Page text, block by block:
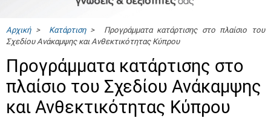
Αρχική> Κατάρτιση> Προγράμματα κατάρτισης στο πλαίσιο του
Σχεδίου Ανάκαμψης και Ανθεκτικότητας Κύπρου
Προγράμματα κατάρτισης στο
πλαίσιο του Σχεδίου Ανάκαμψης
και Ανθεκτικότητας Κύπρου